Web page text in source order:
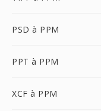
PSD à PPM
PPT à PPM
XCF à PPM